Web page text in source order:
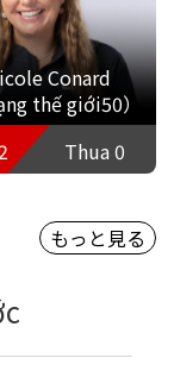
Conard
thế giới50）
Thua 0
もっと見る